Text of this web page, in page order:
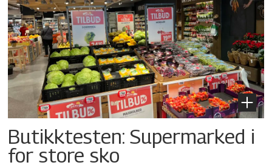
Butikktesten: Supermarked i
for store sko